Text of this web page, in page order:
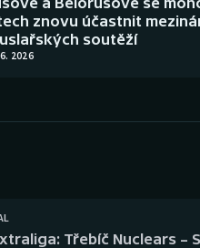
znovu účastnit
soutěží
2026
Třebíč Nuclears –